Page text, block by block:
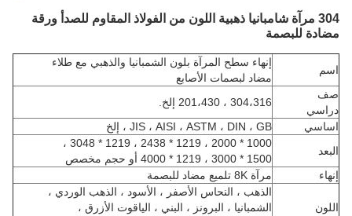
304 مرآة شامبانيا ذهبية اللون من الفولاذ المقاوم للصدأ ورقة
مضادة للبصمة
اسم
إنهاء سطح المرآة بلون الشمبانيا والذهبي مع طلاء
مضاد لبصمات الأصابع
صف
دراسي
304،316 ، 201،430 إلخ.
اساسي
JIS ، AISI ، ASTM ، DIN ، GB ، إلخ
البعد
1000 * 2000 ، 1219 * 2438 ، 1219 * 3048 ،
1500 * 3000 ، 1219 * 4000 أو حجم مخصص
إنهاء
مرآة 8K تلميع مضاد للبصمة
اللون
الذهب ، النحاس الأصفر ، الأسود ، الذهب الوردي ،
الشمبانيا ، البرونز ، البني ، الياقوت الأزرق ،